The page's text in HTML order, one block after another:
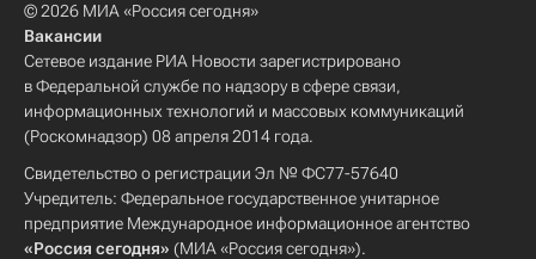
© 2026 МИА «Россия сегодня»
Вакансии
Сетевое издание РИА Новости зарегистрировано
в Федеральной службе по надзору в сфере связи,
информационных технологий и массовых коммуникаций
(Роскомнадзор) 08 апреля 2014 года.
Свидетельство о регистрации Эл № ФС77-57640
Учредитель: Федеральное государственное унитарное
предприятие Международное информационное агентство
«Россия сегодня» (МИА «Россия сегодня»).